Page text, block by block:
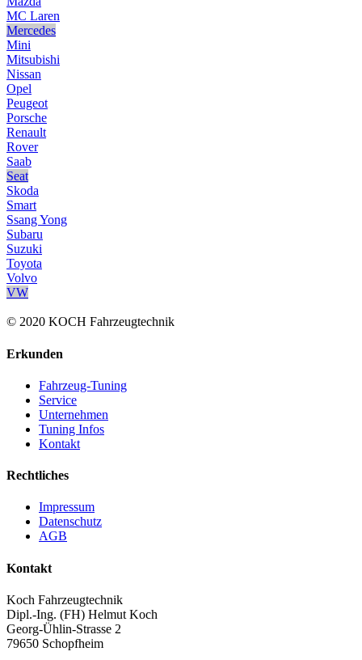
MC Laren
Mercedes
Mini
Mitsubishi
Nissan
Opel
Peugeot
Porsche
Renault
Rover
Saab
Seat
Skoda
Smart
Ssang Yong
Subaru
Suzuki
Toyota
Volvo
VW
© 2020 KOCH Fahrzeugtechnik
Erkunden
Fahrzeug-Tuning
Service
Unternehmen
Tuning Infos
Kontakt
Rechtliches
Impressum
Datenschutz
AGB
Kontakt
Koch Fahrzeugtechnik
Dipl.-Ing. (FH) Helmut Koch
Georg-Ühlin-Strasse 2
79650 Schopfheim